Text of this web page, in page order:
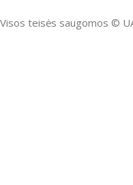
Visos teisės saugomos ©️